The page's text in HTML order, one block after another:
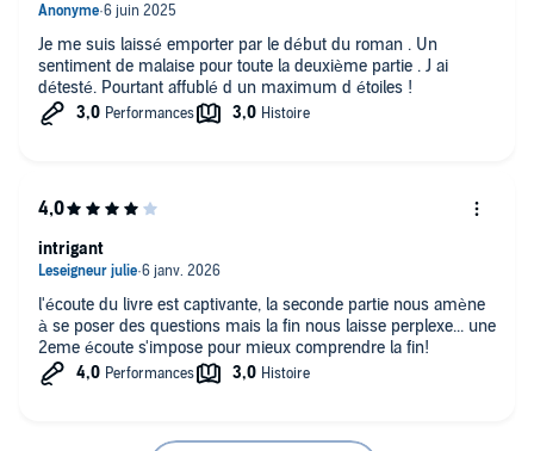
Je me suis laissé emporter par le début du roman . Un
sentiment de malaise pour toute la deuxième partie . J ai
détesté. Pourtant affublé d un maximum d étoiles !
l'écoute du livre est captivante, la seconde partie nous amène
à se poser des questions mais la fin nous laisse perplexe... une
2eme écoute s'impose pour mieux comprendre la fin!
intrigant